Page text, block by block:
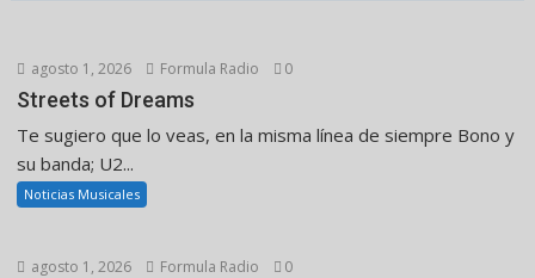
agosto 1, 2026 Formula Radio 0
Streets of Dreams
Te sugiero que lo veas, en la misma línea de siempre Bono y
su banda; U2...
Noticias Musicales
agosto 1, 2026 Formula Radio 0